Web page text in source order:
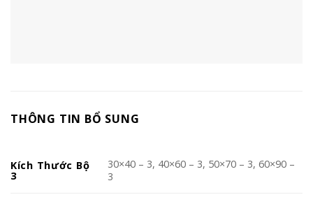
THÔNG TIN BỔ SUNG
Kích Thước Bộ
3
30×40 – 3, 40×60 – 3, 50×70 – 3, 60×90 –
3